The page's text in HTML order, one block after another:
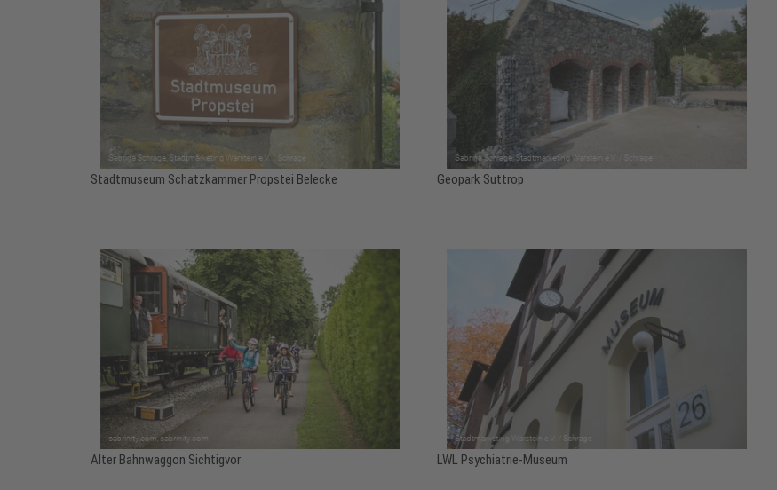
Stadtmuseum Schatzkammer Propstei Belecke Geopark Suttrop
Alter Bahnwaggon Sichtigvor LWL Psychiatrie-Museum